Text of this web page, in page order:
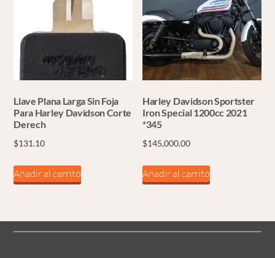
Llave Plana Larga Sin Foja
Para Harley Davidson Corte
Derech
$131.10
Añadir al carrito
Harley Davidson Sportster
Iron Special 1200cc 2021
*345
$145,000.00
Añadir al carrito